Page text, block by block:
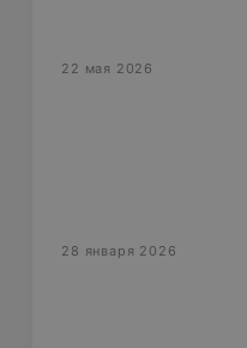
22 мая 2026
28 января 2026